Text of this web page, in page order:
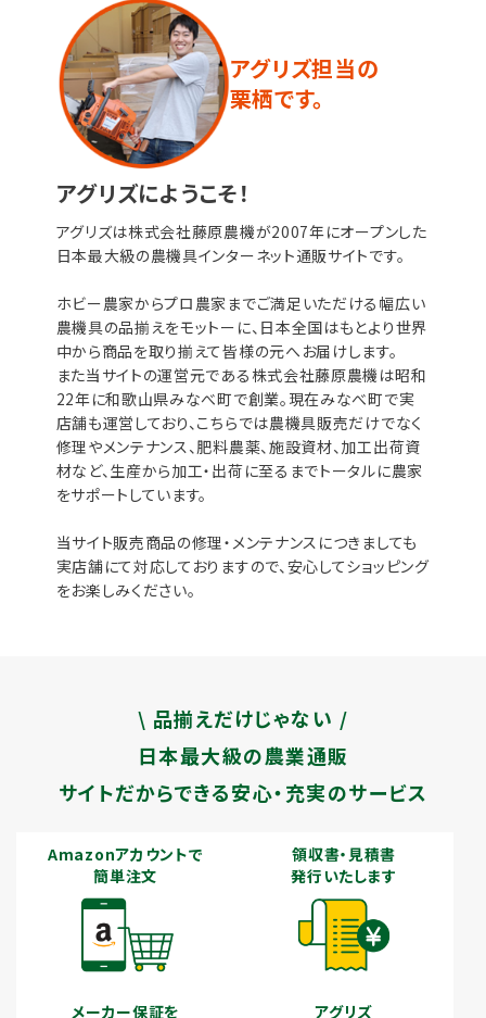
アグリズ担当の
栗栖です。
アグリズにようこそ！
アグリズは株式会社藤原農機が2007年にオープンした
日本最大級の農機具インターネット通販サイトです。
ホビー農家からプロ農家までご満足いただける幅広い
農機具の品揃えをモットーに、日本全国はもとより世界
中から商品を取り揃えて皆様の元へお届けします。
また当サイトの運営元である株式会社藤原農機は昭和
22年に和歌山県みなべ町で創業。現在みなべ町で実
店舗も運営しており、こちらでは農機具販売だけでなく
修理やメンテナンス、肥料農薬、施設資材、加工出荷資
材など、生産から加工・出荷に至るまでトータルに農家
をサポートしています。
当サイト販売商品の修理・メンテナンスにつきましても
実店舗にて対応しておりますので、安心してショッピング
をお楽しみください。
\ 品揃えだけじゃない /
日本最大級の農業通販
サイトだからできる安心・充実のサービス
Amazonアカウントで
簡単注文
領収書・見積書
発行いたします
メーカー保証を
アグリズ